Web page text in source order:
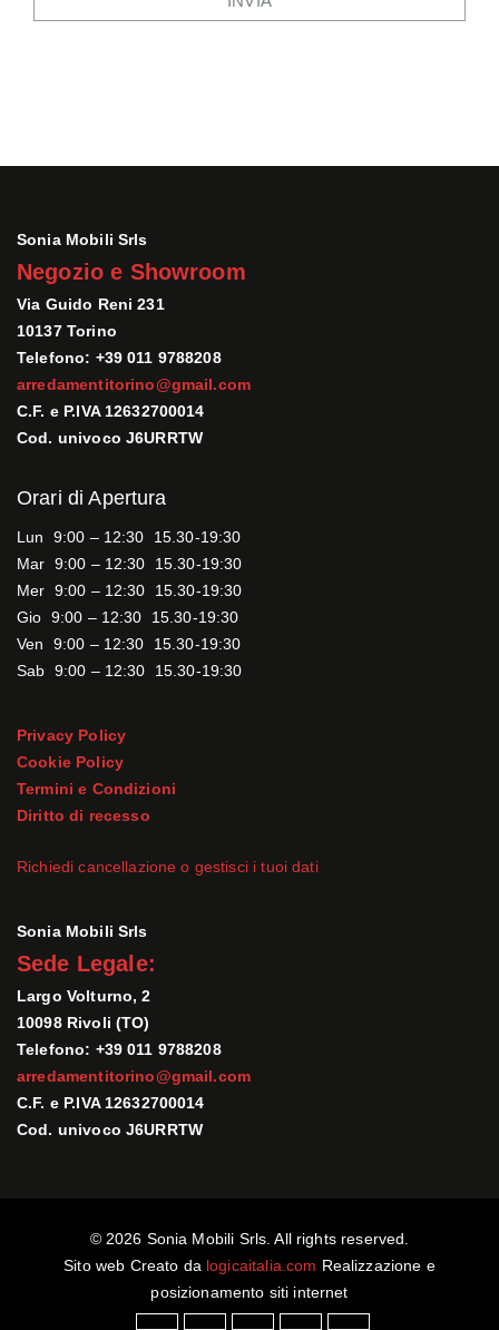
Sonia Mobili Srls
Negozio e Showroom
Via Guido Reni 231
10137 Torino
Telefono: +39 011 9788208
arredamentitorino@gmail.com
C.F. e P.IVA 12632700014
Cod. univoco J6URRTW
Orari di Apertura
Lun 9:00 – 12:30 15.30-19:30
Mar 9:00 – 12:30 15.30-19:30
Mer 9:00 – 12:30 15.30-19:30
Gio 9:00 – 12:30 15.30-19:30
Ven 9:00 – 12:30 15.30-19:30
Sab 9:00 – 12:30 15.30-19:30
Privacy Policy
Cookie Policy
Termini e Condizioni
Diritto di recesso
Richiedi cancellazione o gestisci i tuoi dati
Sonia Mobili Srls
Sede Legale:
Largo Volturno, 2
10098 Rivoli (TO)
Telefono: +39 011 9788208
arredamentitorino@gmail.com
C.F. e P.IVA 12632700014
Cod. univoco J6URRTW
© 2026 Sonia Mobili Srls. All rights reserved.
Sito web Creato da logicaitalia.com Realizzazione e
posizionamento siti internet